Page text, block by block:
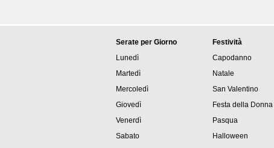
Serate per Giorno
Lunedì
Martedì
Mercoledì
Giovedì
Venerdì
Sabato
Festività
Capodanno
Natale
San Valentino
Festa della Donna
Pasqua
Halloween